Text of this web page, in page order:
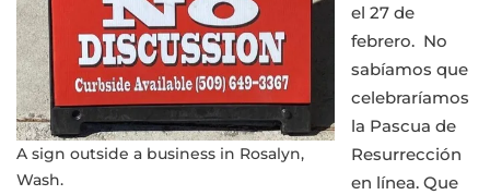
A sign outside a business in Rosalyn,
Wash.
el 27 de
febrero. No
sabíamos que
celebraríamos
la Pascua de
Resurrección
en línea. Que